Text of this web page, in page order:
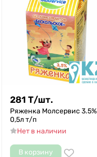
281 Т/шт.
Ряженка Молсервис 3.5%
0,5л т/п
Нет в наличии
В корзину